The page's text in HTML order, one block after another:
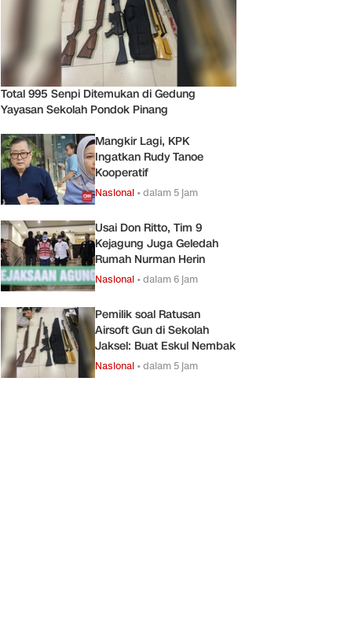
Total 995 Senpi Ditemukan di Gedung
Yayasan Sekolah Pondok Pinang
Mangkir Lagi, KPK
Ingatkan Rudy Tanoe
Kooperatif
Nasional •dalam 5 jam
Usai Don Ritto, Tim 9
Kejagung Juga Geledah
Rumah Nurman Herin
Nasional •dalam 6 jam
Pemilik soal Ratusan
Airsoft Gun di Sekolah
Jaksel: Buat Eskul Nembak
Nasional •dalam 5 jam